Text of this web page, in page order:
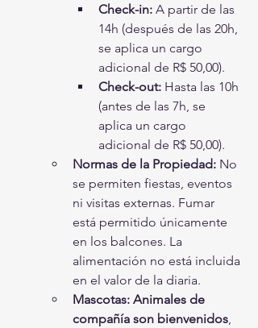
Check-in: A partir de las
14h (después de las 20h,
se aplica un cargo
adicional de R$ 50,00).
Check-out: Hasta las 10h
(antes de las 7h, se
aplica un cargo
adicional de R$ 50,00).
Normas de la Propiedad: No
se permiten fiestas, eventos
ni visitas externas. Fumar
está permitido únicamente
en los balcones. La
alimentación no está incluida
en el valor de la diaria.
Mascotas: Animales de
compañía son bienvenidos,